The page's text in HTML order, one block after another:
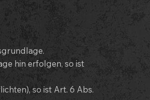
hin erfolgen, so ist
so ist Art. 6 Abs.